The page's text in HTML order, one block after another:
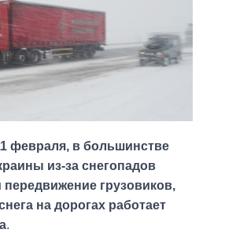
февраля, в большинстве
из-за снегопадов
передвижение грузовиков,
на дорогах работает
.